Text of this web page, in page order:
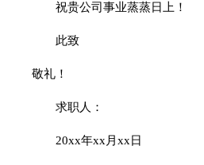
祝贵公司事业蒸蒸日上！
此致
敬礼！
求职人：
20xx年xx月xx日